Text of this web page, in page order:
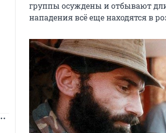
группы осуждены и отбывают
нападения всё еще находятся в